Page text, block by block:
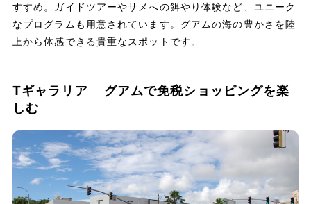
すすめ。ガイドツアーやサメへの餌やり体験など、ユニーク
なプログラムも用意されています。グアムの海の豊かさを陸
上から体感できる貴重なスポットです。
Tギャラリア グアムで免税ショッピングを楽
しむ